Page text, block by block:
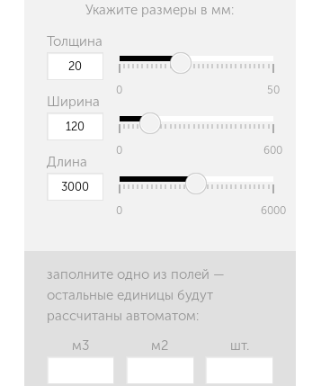
Укажите размеры в мм:
Толщина
0 50
Ширина
0 600
Длина
0 6000
заполните одно из полей —
остальные единицы будут
рассчитаны автоматом:
м3
м2 шт.